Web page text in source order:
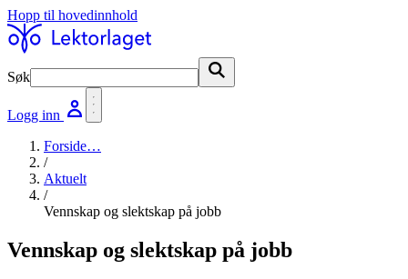
Hopp til hovedinnhold
Søk
Logg inn
Forside…
/
Aktuelt
/
Vennskap og slektskap på jobb
Vennskap og slektskap på jobb